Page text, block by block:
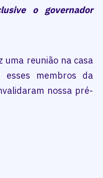
o governador
uma reunião na casa
esses membros da
nossa pré-